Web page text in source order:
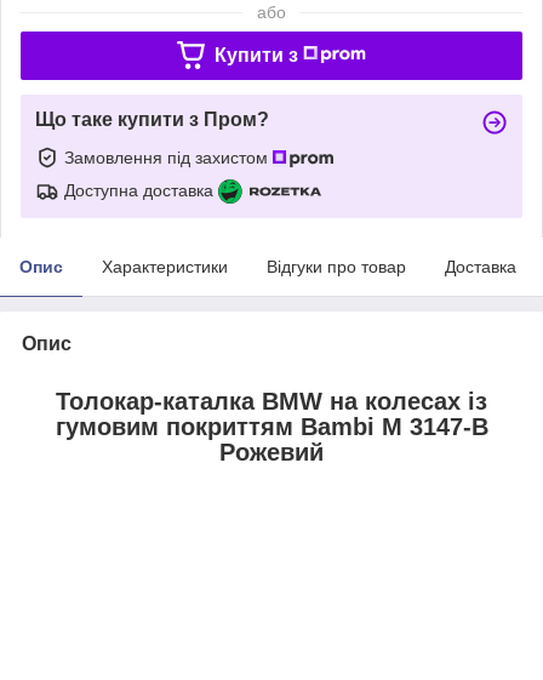
або
Купити з
Що таке купити з Пром?
Замовлення під захистом
Доступна доставка
Опис Характеристики Відгуки про товар Доставка
Опис
Толокар-каталка BMW на колесах із
гумовим покриттям Bambi M 3147-B
Рожевий